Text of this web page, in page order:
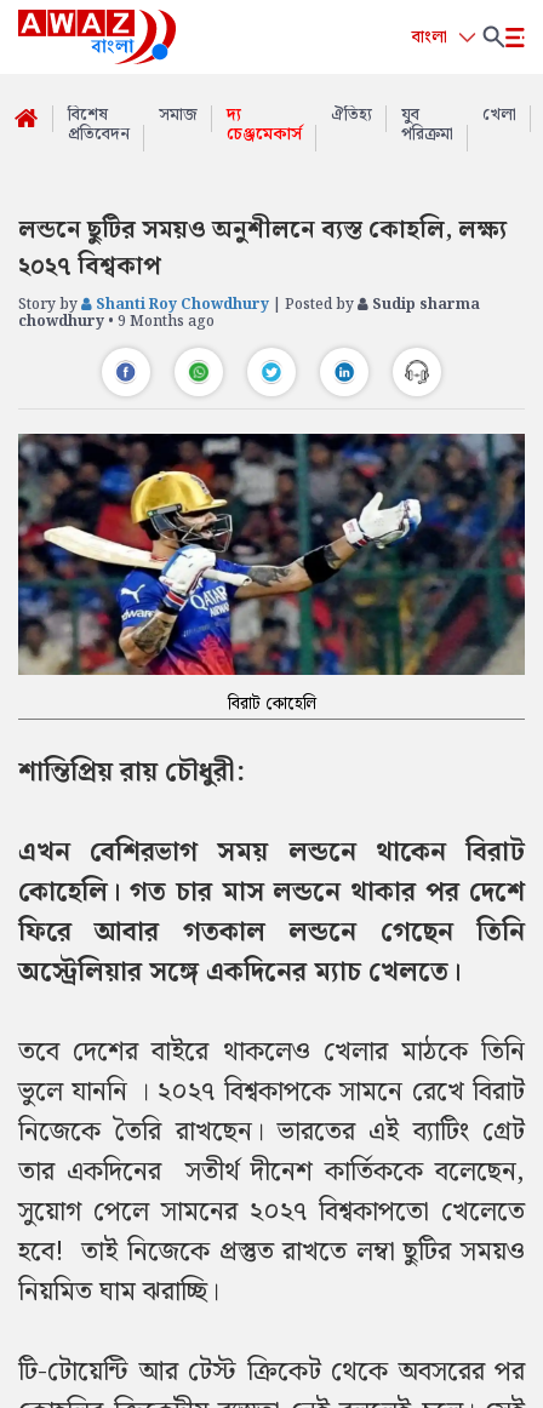
বাংলা
বিশেষ
প্রতিবেদন
সমাজ দ্য
চেঞ্জমেকার্স
ঐতিহ্য যুব
পরিক্রমা
খেলা
লন্ডনে ছুটির সময়ও অনুশীলনে ব্যস্ত কোহলি, লক্ষ্য
২০২৭ বিশ্বকাপ
Story by Shanti Roy Chowdhury | Posted by Sudip sharma
chowdhury • 9 Months ago
বিরাট কোহেলি
শান্তিপ্রিয় রায় চৌধুরী:
এখন বেশিরভাগ সময় লন্ডনে থাকেন বিরাট
কোহেলি। গত চার মাস লন্ডনে থাকার পর দেশে
ফিরে আবার গতকাল লন্ডনে গেছেন তিনি
অস্ট্রেলিয়ার সঙ্গে একদিনের ম্যাচ খেলতে।
তবে দেশের বাইরে থাকলেও খেলার মাঠকে তিনি
ভুলে যাননি । ২০২৭ বিশ্বকাপকে সামনে রেখে বিরাট
নিজেকে তৈরি রাখছেন। ভারতের এই ব্যাটিং গ্রেট
তার একদিনের সতীর্থ দীনেশ কার্তিককে বলেছেন,
সুয়োগ পেলে সামনের ২০২৭ বিশ্বকাপতো খেলেতে
হবে! তাই নিজেকে প্রস্তুত রাখতে লম্বা ছুটির সময়ও
নিয়মিত ঘাম ঝরাচ্ছি।
টি-টোয়েন্টি আর টেস্ট ক্রিকেট থেকে অবসরের পর